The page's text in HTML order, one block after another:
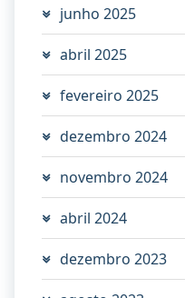
junho 2025
abril 2025
fevereiro 2025
dezembro 2024
novembro 2024
abril 2024
dezembro 2023